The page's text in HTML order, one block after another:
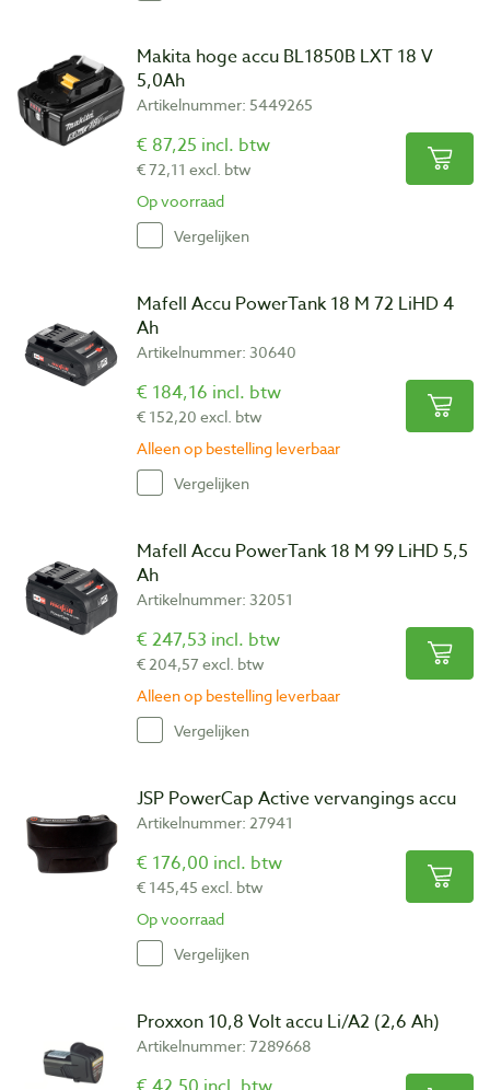
Makita hoge accu BL1850B LXT 18 V
5,0Ah
Artikelnummer: 5449265
€ 87,25 incl. btw
€ 72,11 excl. btw
Op voorraad
Vergelijken
Mafell Accu PowerTank 18 M 72 LiHD 4
Ah
Artikelnummer: 30640
€ 184,16 incl. btw
€ 152,20 excl. btw
Alleen op bestelling leverbaar
Vergelijken
Mafell Accu PowerTank 18 M 99 LiHD 5,5
Ah
Artikelnummer: 32051
€ 247,53 incl. btw
€ 204,57 excl. btw
Alleen op bestelling leverbaar
Vergelijken
JSP PowerCap Active vervangings accu
Artikelnummer: 27941
€ 176,00 incl. btw
€ 145,45 excl. btw
Op voorraad
Vergelijken
Proxxon 10,8 Volt accu Li/A2 (2,6 Ah)
Artikelnummer: 7289668